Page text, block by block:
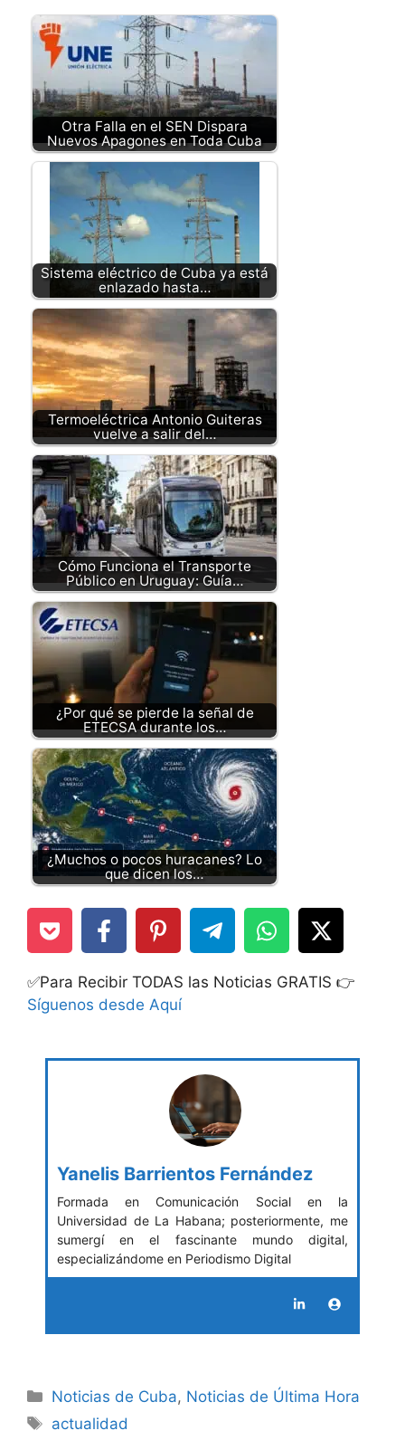
Otra Falla en el SEN Dispara
Nuevos Apagones en Toda Cuba
Sistema eléctrico de Cuba ya está
enlazado hasta…
Termoeléctrica Antonio Guiteras
vuelve a salir del…
Cómo Funciona el Transporte
Público en Uruguay: Guía…
¿Por qué se pierde la señal de
ETECSA durante los…
¿Muchos o pocos huracanes? Lo
que dicen los…
✅Para Recibir TODAS las Noticias GRATIS 👉
Síguenos desde Aquí
Yanelis Barrientos Fernández
Formada en Comunicación Social en la
Universidad de La Habana; posteriormente, me
sumergí en el fascinante mundo digital,
especializándome en Periodismo Digital
Categories
Noticias de Cuba, Noticias de Última Hora
Tags
actualidad